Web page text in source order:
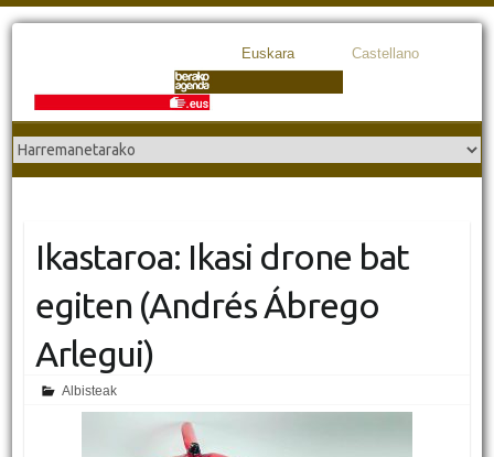
Euskara Castellano
Ikastaroa: Ikasi drone bat
egiten (Andrés Ábrego
Arlegui)
Albisteak